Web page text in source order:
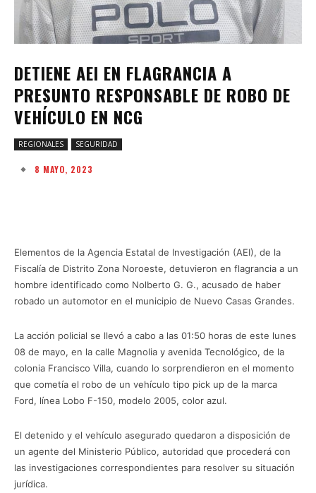
DETIENE AEI EN FLAGRANCIA A
PRESUNTO RESPONSABLE DE ROBO DE
VEHÍCULO EN NCG
REGIONALES SEGURIDAD
8 MAYO, 2023
Elementos de la Agencia Estatal de Investigación (AEI), de la
Fiscalía de Distrito Zona Noroeste, detuvieron en flagrancia a un
hombre identificado como Nolberto G. G., acusado de haber
robado un automotor en el municipio de Nuevo Casas Grandes.
La acción policial se llevó a cabo a las 01:50 horas de este lunes
08 de mayo, en la calle Magnolia y avenida Tecnológico, de la
colonia Francisco Villa, cuando lo sorprendieron en el momento
que cometía el robo de un vehículo tipo pick up de la marca
Ford, línea Lobo F-150, modelo 2005, color azul.
El detenido y el vehículo asegurado quedaron a disposición de
un agente del Ministerio Público, autoridad que procederá con
las investigaciones correspondientes para resolver su situación
jurídica.